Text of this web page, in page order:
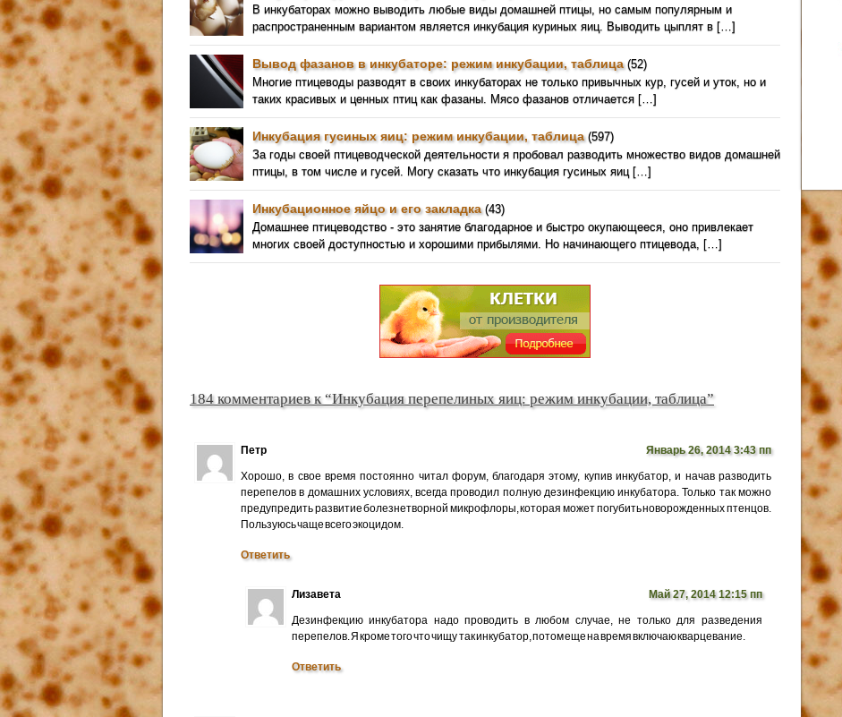
В инкубаторах можно выводить любые виды домашней птицы, но самым популярным и
распространенным вариантом является инкубация куриных яиц. Выводить цыплят в […]
Вывод фазанов в инкубаторе: режим инкубации, таблица(52)
Многие птицеводы разводят в своих инкубаторах не только привычных кур, гусей и уток, но и
таких красивых и ценных птиц как фазаны. Мясо фазанов отличается […]
Инкубация гусиных яиц: режим инкубации, таблица(597)
За годы своей птицеводческой деятельности я пробовал разводить множество видов домашней
птицы, в том числе и гусей. Могу сказать что инкубация гусиных яиц […]
Инкубационное яйцо и его закладка(43)
Домашнее птицеводство - это занятие благодарное и быстро окупающееся, оно привлекает
многих своей доступностью и хорошими прибылями. Но начинающего птицевода, […]
184 комментариев к “Инкубация перепелиных яиц: режим инкубации, таблица”
Петр Январь 26, 2014 3:43 пп
Хорошо, в свое время постоянно читал форум, благодаря этому, купив инкубатор, и начав разводить
перепелов в домашних условиях, всегда проводил полную дезинфекцию инкубатора. Только так можно
предупредить развитие болезнетворной микрофлоры, которая может погубить новорожденных птенцов.
Пользуюсь чаще всего экоцидом.
Ответить
Лизавета Май 27, 2014 12:15 пп
Дезинфекцию инкубатора надо проводить в любом случае, не только для разведения
перепелов. Я кроме того что чищу так инкубатор, потом еще на время включаю кварцевание.
Ответить